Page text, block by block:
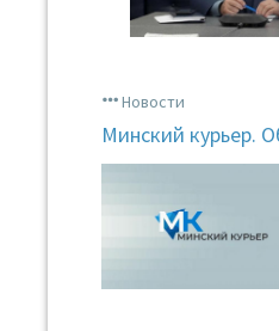
Новости
Минский курьер.